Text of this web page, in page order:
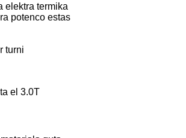
elektra termika
potenco estas
turni
el 3.0T